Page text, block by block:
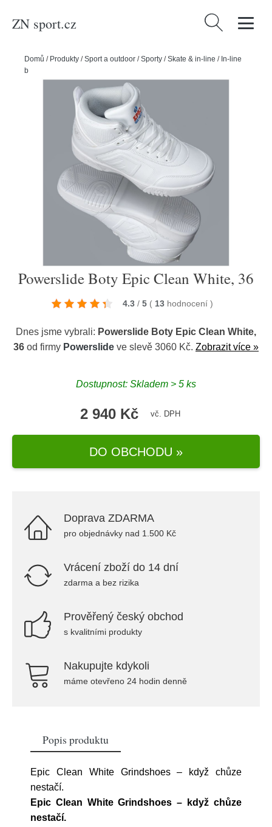
ZN sport.cz Vyhledávání
Domů / Produkty /Sport a outdoor /Sporty /Skate & in-line / In-line
bruslení
Powerslide Boty Epic Clean White, 36
4.3 / 5 ( 13 hodnocení )
Dnes jsme vybrali: Powerslide Boty Epic Clean White,
36 od firmy Powerslide ve slevě 3060 Kč. Zobrazit více »
Dostupnost: Skladem > 5 ks
2 940 Kč vč. DPH
DO OBCHODU »
Doprava ZDARMA
pro objednávky nad 1.500 Kč
Vrácení zboží do 14 dní
zdarma a bez rizika
Prověřený český obchod
s kvalitními produkty
Nakupujte kdykoli
máme otevřeno 24 hodin denně
Popis produktu
Epic Clean White Grindshoes – když chůze
nestačí.
Epic Clean White Grindshoes – když chůze
nestačí.